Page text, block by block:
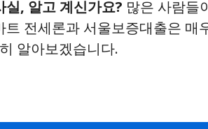
, 알고 계신가요? 많은 사람들
전세론과 서울보증대출은 매
알아보겠습니다.